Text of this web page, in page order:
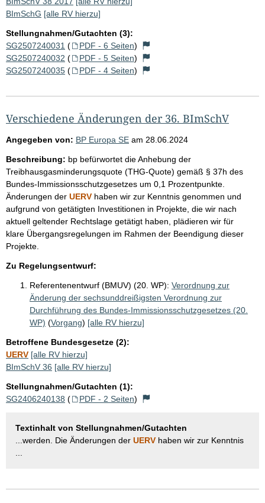
BImSchG [alle RV hierzu]
Stellungnahmen/Gutachten (3):
SG2507240031 ( PDF - 6 Seiten)
SG2507240032 ( PDF - 5 Seiten)
SG2507240035 ( PDF - 4 Seiten)
Verschiedene Änderungen der 36. BImSchV
Angegeben von: BP Europa SE am 28.06.2024
Beschreibung: bp befürwortet die Anhebung der
Treibhausgasminderungsquote (THG-Quote) gemäß § 37h des
Bundes-Immissionsschutzgesetzes um 0,1 Prozentpunkte.
Änderungen der UERV haben wir zur Kenntnis genommen und
aufgrund von getätigten Investitionen in Projekte, die wir nach
aktuell geltender Rechtslage getätigt haben, plädieren wir für
klare Übergangsregelungen im Rahmen der Beendigung dieser
Projekte.
Zu Regelungsentwurf:
Referentenentwurf (BMUV) (20. WP): Verordnung zur
Änderung der sechsunddreißigsten Verordnung zur
Durchführung des Bundes-Immissionsschutzgesetzes (20.
WP) (Vorgang) [alle RV hierzu]
Betroffene Bundesgesetze (2):
UERV [alle RV hierzu]
BImSchV 36 [alle RV hierzu]
Stellungnahmen/Gutachten (1):
SG2406240138 ( PDF - 2 Seiten)
Textinhalt von Stellungnahmen/Gutachten
...werden. Die Änderungen der UERV haben wir zur Kenntnis